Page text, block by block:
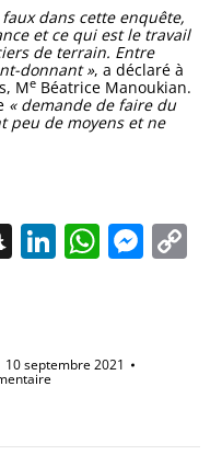
dans cette enquête,
et ce qui est le travail
de terrain. Entre
donnant », a déclaré à
Me Béatrice Manoukian.
« demande de faire du
peu de moyens et ne
Snapchat
LinkedIn
10 septembre 2021